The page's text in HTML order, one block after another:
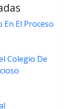
En El Proceso
Colegio De